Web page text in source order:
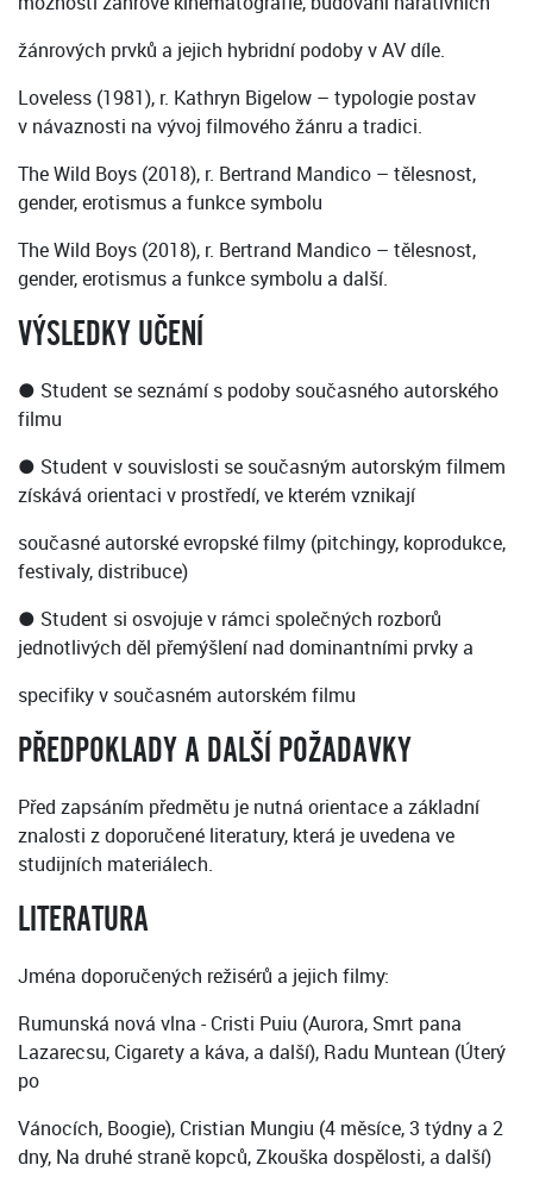
žánrových prvků a jejich hybridní podoby v AV díle.
Loveless (1981), r. Kathryn Bigelow – typologie postav
v návaznosti na vývoj filmového žánru a tradici.
The Wild Boys (2018), r. Bertrand Mandico – tělesnost,
gender, erotismus a funkce symbolu
The Wild Boys (2018), r. Bertrand Mandico – tělesnost,
gender, erotismus a funkce symbolu a další.
VÝSLEDKY UČENÍ
● Student se seznámí s podoby současného autorského
filmu
● Student v souvislosti se současným autorským filmem
získává orientaci v prostředí, ve kterém vznikají
současné autorské evropské filmy (pitchingy, koprodukce,
festivaly, distribuce)
● Student si osvojuje v rámci společných rozborů
jednotlivých děl přemýšlení nad dominantními prvky a
specifiky v současném autorském filmu
PŘEDPOKLADY A DALŠÍ POŽADAVKY
Před zapsáním předmětu je nutná orientace a základní
znalosti z doporučené literatury, která je uvedena ve
studijních materiálech.
LITERATURA
Jména doporučených režisérů a jejich filmy:
Rumunská nová vlna - Cristi Puiu (Aurora, Smrt pana
Lazarecsu, Cigarety a káva, a další), Radu Muntean (Úterý
po
Vánocích, Boogie), Cristian Mungiu (4 měsíce, 3 týdny a 2
dny, Na druhé straně kopců, Zkouška dospělosti, a další)